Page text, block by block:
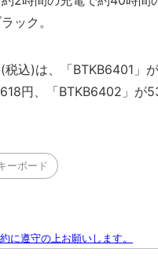
ック。
込)は、「BTKB6401」
円、「BTKB6402」が
ーボード